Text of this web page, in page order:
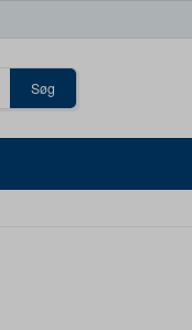
Søg